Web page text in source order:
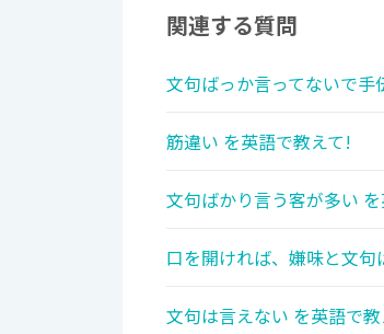
関連する質問
文句ばっか言ってないで
筋違い を英語で教えて!
文句ばかり言う客が多い
口を開ければ、嫌味と文
文句は言えない を英語で